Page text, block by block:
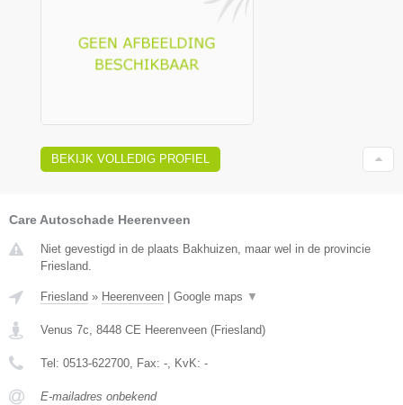
BEKIJK VOLLEDIG PROFIEL
Care Autoschade Heerenveen
Niet gevestigd in de plaats Bakhuizen, maar wel in de provincie
Friesland.
Friesland » Heerenveen Google maps ▼
Venus 7c, 8448 CE Heerenveen (Friesland)
Tel: 0513-622700, Fax: -, KvK: -
E-mailadres onbekend